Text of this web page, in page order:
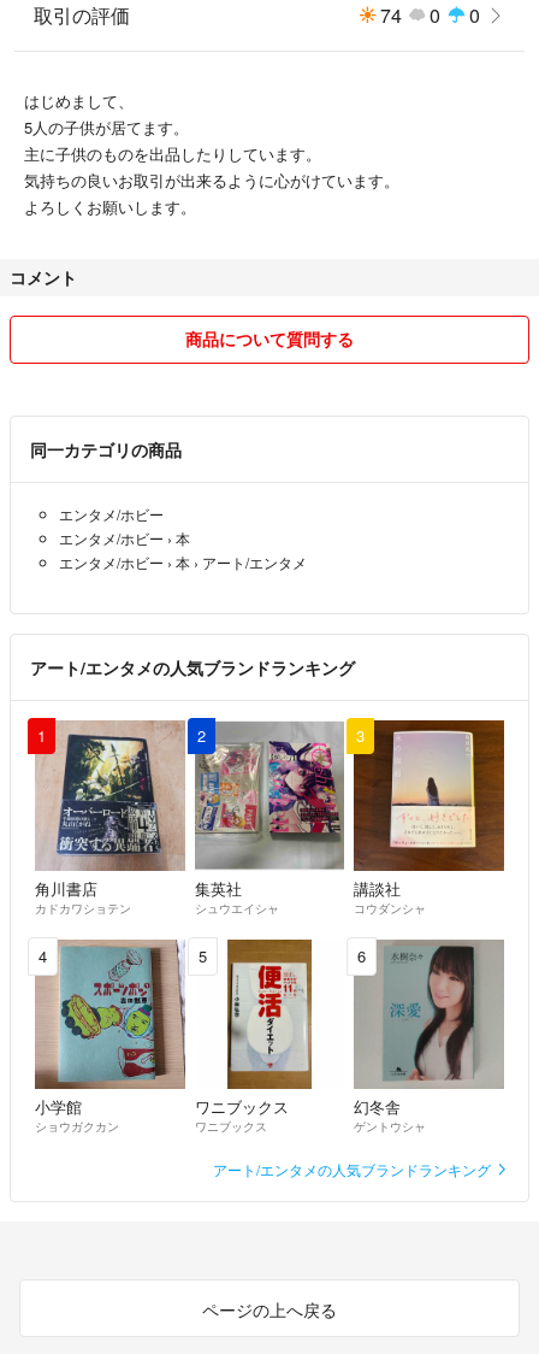
取引の評価 74 0 0
はじめまして、
5人の子供が居てます。
主に子供のものを出品したりしています。
気持ちの良いお取引が出来るように心がけています。
よろしくお願いします。
コメント
商品について質問する
同一カテゴリの商品
エンタメ/ホビー
エンタメ/ホビー › 本
エンタメ/ホビー › 本 › アート/エンタメ
アート/エンタメの人気ブランドランキング
1
角川書店
カドカワショテン
2
集英社
シュウエイシャ
3
講談社
コウダンシャ
4
小学館
ショウガクカン
5
ワニブックス
ワニブックス
6
幻冬舎
ゲントウシャ
アート/エンタメの人気ブランドランキング
ページの上へ戻る